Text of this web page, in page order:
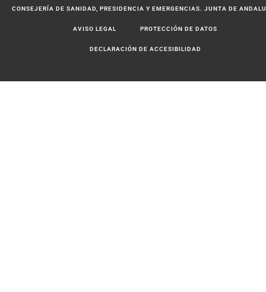
CONSEJERÍA DE SANIDAD, PRESIDENCIA Y EMERGENCIAS. JUNTA DE
AVISO LEGAL PROTECCIÓN DE DATOS
DECLARACIÓN DE ACCESIBILIDAD